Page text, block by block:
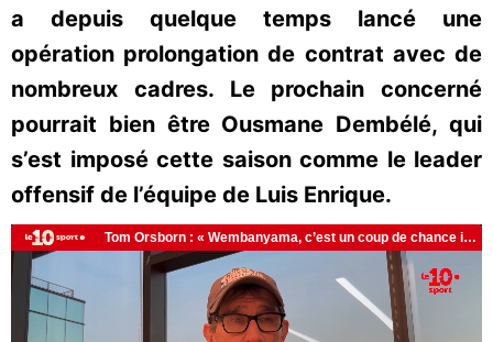
a depuis quelque temps lancé une
opération prolongation de contrat avec de
nombreux cadres. Le prochain concerné
pourrait bien être Ousmane Dembélé, qui
s’est imposé cette saison comme le leader
offensif de l’équipe de Luis Enrique.